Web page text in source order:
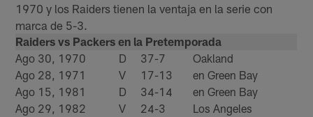
1970 y los Raiders tienen la ventaja en la serie con
marca de 5-3.
Raiders vs Packers en la Pretemporada
Ago 30, 1970
D 37-7
Oakland
Ago 28, 1971
V 17-13
en Green Bay
Ago 15, 1981
D 34-14
en Green Bay
Ago 29, 1982
V 24-3
Los Angeles